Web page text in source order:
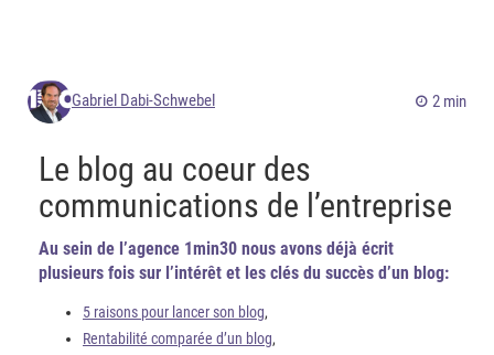
Gabriel Dabi-Schwebel 2 min
Le blog au coeur des
communications de l’entreprise
Au sein de l’agence 1min30 nous avons déjà écrit
plusieurs fois sur l’intérêt et les clés du succès d’un blog:
5 raisons pour lancer son blog,
Rentabilité comparée d’un blog,